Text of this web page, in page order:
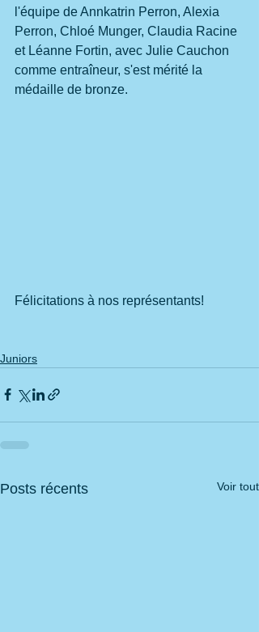
l'équipe de Annkatrin Perron, Alexia
Perron, Chloé Munger, Claudia Racine
et Léanne Fortin, avec Julie Cauchon
comme entraîneur, s'est mérité la
médaille de bronze.
Félicitations à nos représentants!
Juniors
Posts récents Voir tout